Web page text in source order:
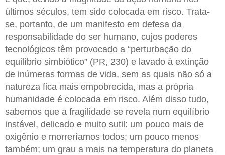
últimos séculos, tem sido colocada em risco. Trata-
se, portanto, de um manifesto em defesa da
responsabilidade do ser humano, cujos poderes
tecnológicos têm provocado a “perturbação do
equilíbrio simbiótico” (PR, 230) e lavado à extinção
de inúmeras formas de vida, sem as quais não só a
natureza fica mais empobrecida, mas a própria
humanidade é colocada em risco. Além disso tudo,
sabemos que a fragilidade se revela num equilíbrio
instável, delicado e muito sutil: um pouco mais de
oxigênio e morreríamos todos; um pouco menos
também; um grau a mais na temperatura do planeta